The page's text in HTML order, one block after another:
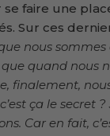
faire une
Sur ces
nous
quand nous
finalement,
ça le secret
Car en fait,